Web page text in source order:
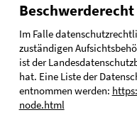
Im Falle
zuständigen
ist der
hat. Eine Liste der
entnommen werden:
node.html